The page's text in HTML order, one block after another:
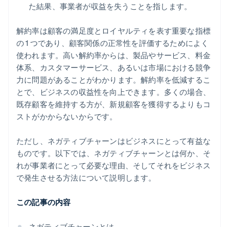
た結果、事業者が収益を失うことを指します。
解約率は顧客の満足度とロイヤルティを表す重要な指標
の 1 つであり、顧客関係の正常性を評価するためによく
使われます。高い解約率からは、製品やサービス、料金
体系、カスタマーサービス、あるいは市場における競争
力に問題があることがわかります。解約率を低減するこ
とで、ビジネスの収益性を向上できます。多くの場合、
既存顧客を維持する方が、新規顧客を獲得するよりもコ
ストがかからないからです。
ただし、ネガティブチャーンはビジネスにとって有益な
ものです。以下では、ネガティブチャーンとは何か、そ
れが事業者にとって必要な理由、そしてそれをビジネス
で発生させる方法について説明します。
この記事の内容